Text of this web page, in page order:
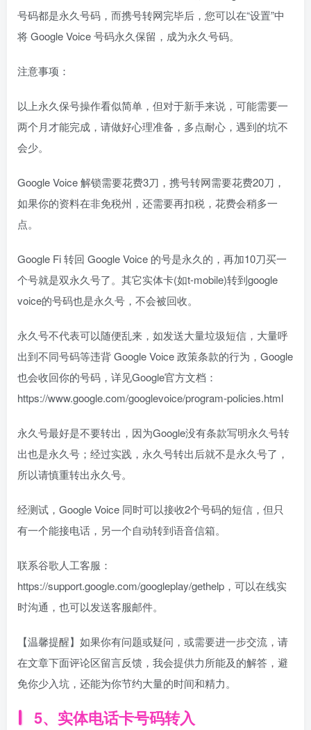
号码都是永久号码，而携号转网完毕后，您可以在“设置”中
将 Google Voice 号码永久保留，成为永久号码。
注意事项：
以上永久保号操作看似简单，但对于新手来说，可能需要一
两个月才能完成，请做好心理准备，多点耐心，遇到的坑不
会少。
Google Voice 解锁需要花费3刀，携号转网需要花费20刀，
如果你的资料在非免税州，还需要再扣税，花费会稍多一
点。
Google Fi 转回 Google Voice 的号是永久的，再加10刀买一
个号就是双永久号了。其它实体卡(如t-mobile)转到google
voice的号码也是永久号，不会被回收。
永久号不代表可以随便乱来，如发送大量垃圾短信，大量呼
出到不同号码等违背 Google Voice 政策条款的行为，Google
也会收回你的号码，详见Google官方文档：
https://www.google.com/googlevoice/program-policies.html
永久号最好是不要转出，因为Google没有条款写明永久号转
出也是永久号；经过实践，永久号转出后就不是永久号了，
所以请慎重转出永久号。
经测试，Google Voice 同时可以接收2个号码的短信，但只
有一个能接电话，另一个自动转到语音信箱。
联系谷歌人工客服：
https://support.google.com/googleplay/gethelp，可以在线实
时沟通，也可以发送客服邮件。
【温馨提醒】如果你有问题或疑问，或需要进一步交流，请
在文章下面评论区留言反馈，我会提供力所能及的解答，避
免你少入坑，还能为你节约大量的时间和精力。
5、实体电话卡号码转入